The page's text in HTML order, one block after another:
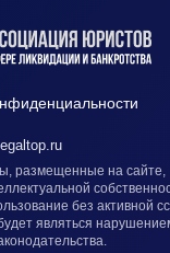
размещенные на сайте,
без активной
являться